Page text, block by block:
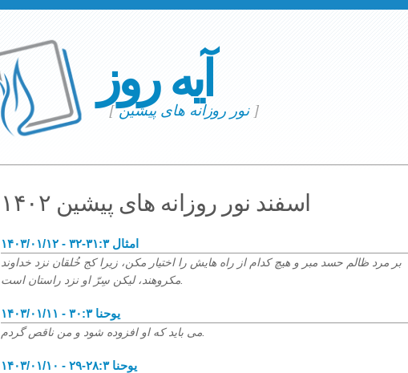
آیه روز
[نور روزانه های پیشین]
۱۴۰۲ اسفند نور روزانه های پیشین
۱۴۰۳/۰۱/۱۲ - امثال ۳۱:۳-۳۲
بر مرد ظالم حسد مبر و هیچ کدام از راه هایش را اختیار مکن، زیرا کج خُلقان نزد خداوند
۱۴۰۳/۰۱/۱۱ - یوحنا ۳۰:۳
۱۴۰۳/۰۱/۱۰ - یوحنا ۲۸:۳-۲۹